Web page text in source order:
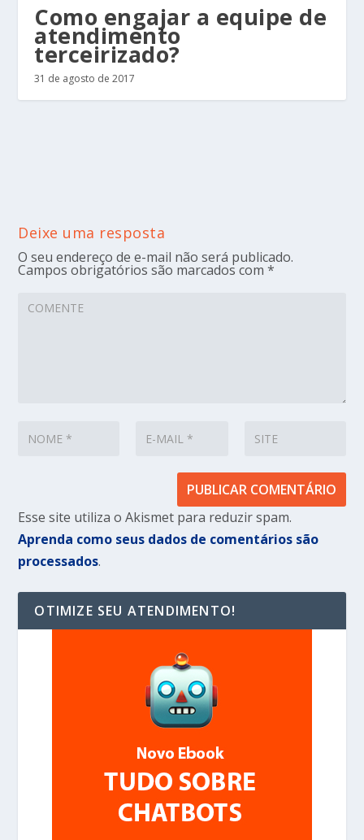
Como engajar a equipe de
atendimento
terceirizado?
31 de agosto de 2017
Deixe uma resposta
O seu endereço de e-mail não será publicado.
Campos obrigatórios são marcados com*
Esse site utiliza o Akismet para reduzir spam.
Aprenda como seus dados de comentários são
processados.
OTIMIZE SEU ATENDIMENTO!